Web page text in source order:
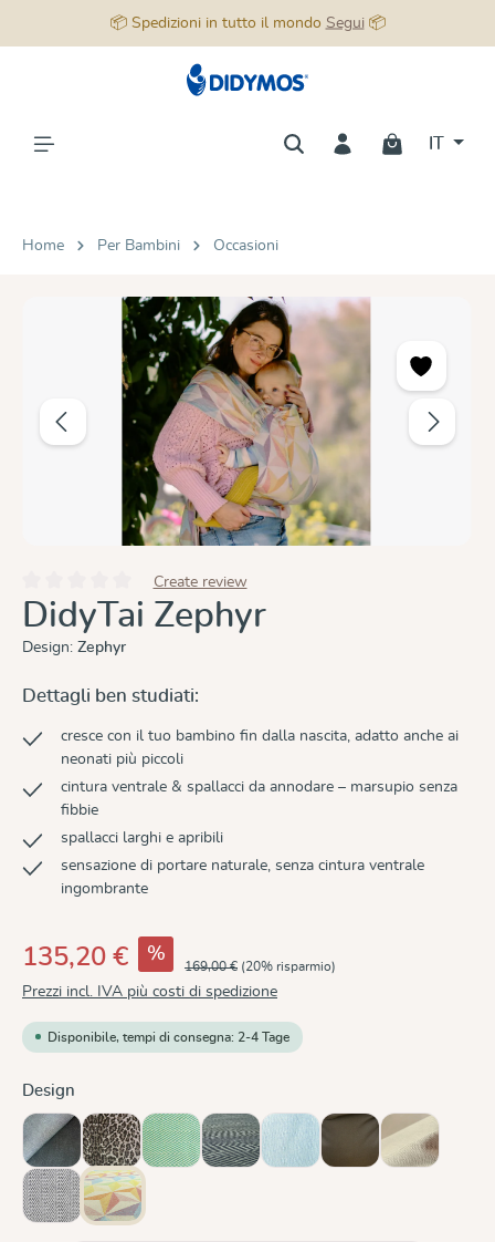
📦 Spedizioni in tutto il mondo Segui📦
Home Per Bambini Occasioni
Salta la galleria di immagini
Valutazione media di 0 su 5 stelle
Create review
DidyTai Zephyr
Design: Zephyr
Dettagli ben studiati:
cresce con il tuo bambino fin dalla nascita, adatto anche ai
neonati più piccoli
cintura ventrale & spallacci da annodare – marsupio senza
fibbie
spallacci larghi e apribili
sensazione di portare naturale, senza cintura ventrale
ingombrante
135,20 € %
169,00 € (20% risparmio)
Prezzi incl. IVA più costi di spedizione
Disponibile, tempi di consegna: 2-4 Tage
Seleziona
Design
Doubleface Anthracite
Leo Lisca KaribikMetro Monochrom
Ocean Olive Sand
Silver Zephyr